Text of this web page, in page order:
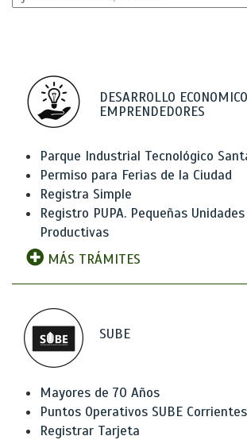
DESARROLLO
EMPRENDEDORES
Parque Industrial Tecnológico
Permiso para Ferias de la Ciudad
Registra Simple
Registro PUPA. Pequeñas Unidades
Productivas
MÁS TRÁMITES
SUBE
Mayores de 70 Años
Puntos Operativos SUBE Corrientes
Registrar Tarjeta